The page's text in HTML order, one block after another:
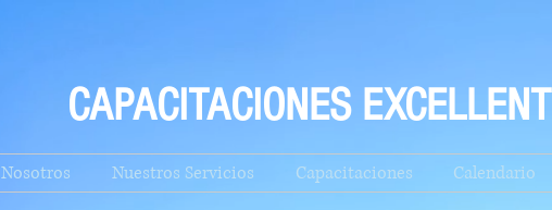
CAPACITACIONES EXCELLENT
Nosotros Nuestros Servicios Capacitaciones Calendario